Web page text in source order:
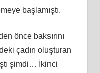
başlamıştı.
önce baksırını
çadırı oluşturan
şimdi… İkinci